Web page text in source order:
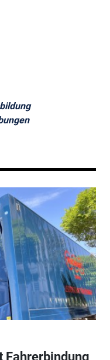
Fahrerbindung